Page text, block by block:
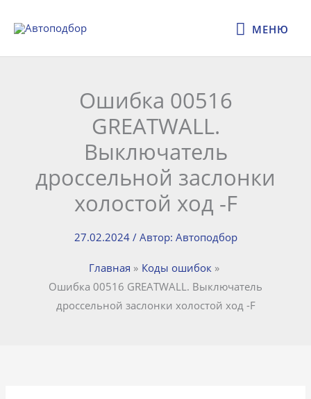
МЕНЮ
МЕНЮ
Ошибка 00516
GREATWALL.
Выключатель
дроссельной заслонки
холостой ход -F
27.02.2024 / Автор: Автоподбор
Главная
Коды ошибок
Ошибка 00516 GREATWALL. Выключатель
дроссельной заслонки холостой ход -F